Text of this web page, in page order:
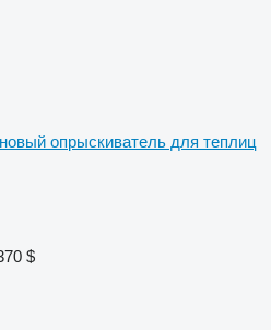
новый опрыскиватель для теплиц
$